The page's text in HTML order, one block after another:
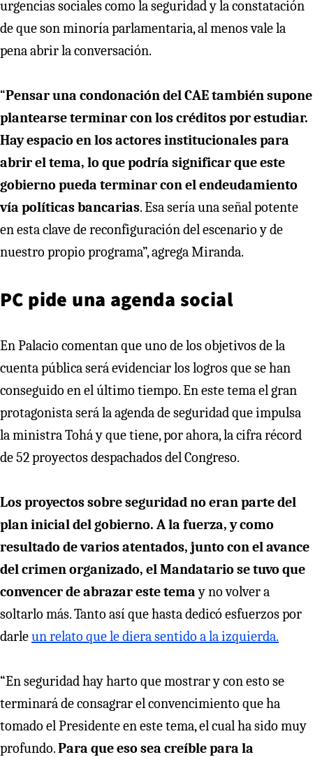
urgencias sociales como la seguridad y la constatación
de que son minoría parlamentaria, al menos vale la
pena abrir la conversación.
“Pensar una condonación del CAE también supone
plantearse terminar con los créditos por estudiar.
Hay espacio en los actores institucionales para
abrir el tema, lo que podría significar que este
gobierno pueda terminar con el endeudamiento
vía políticas bancarias. Esa sería una señal potente
en esta clave de reconfiguración del escenario y de
nuestro propio programa”, agrega Miranda.
PC pide una agenda social
En Palacio comentan que uno de los objetivos de la
cuenta pública será evidenciar los logros que se han
conseguido en el último tiempo. En este tema el gran
protagonista será la agenda de seguridad que impulsa
la ministra Tohá y que tiene, por ahora, la cifra récord
de 52 proyectos despachados del Congreso.
Los proyectos sobre seguridad no eran parte del
plan inicial del gobierno. A la fuerza, y como
resultado de varios atentados, junto con el avance
del crimen organizado, el Mandatario se tuvo que
convencer de abrazar este temay no volver a
soltarlo más. Tanto así que hasta dedicó esfuerzos por
darleun relato que le diera sentido a la izquierda.
“En seguridad hay harto que mostrar y con esto se
terminará de consagrar el convencimiento que ha
tomado el Presidente en este tema, el cual ha sido muy
profundo.Para que eso sea creíble para la